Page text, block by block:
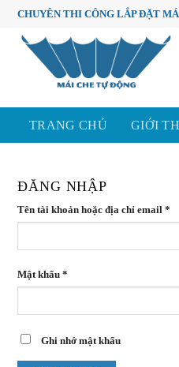
Skip
content
CHUYÊN THI CÔNG LẮP ĐẶT
TRANG CHỦ GIỚI
ĐĂNG NHẬP
Tên tài khoản hoặc địa chỉ email *
Mật khẩu *
Ghi nhớ mật khẩu